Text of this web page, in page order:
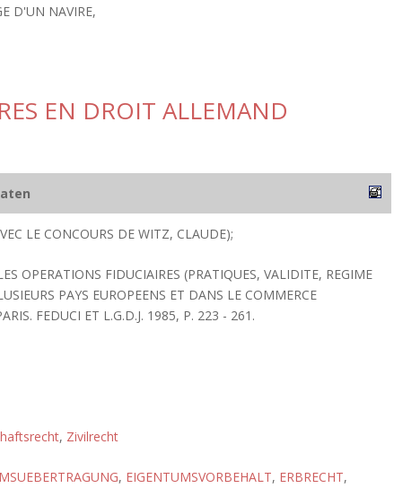
D'UN NAVIRE,
EN DROIT ALLEMAND
LE CONCOURS DE WITZ, CLAUDE);
OPERATIONS FIDUCIAIRES (PRATIQUES, VALIDITE, REGIME
PAYS EUROPEENS ET DANS LE COMMERCE
FEDUCI ET L.G.D.J. 1985, P. 223 - 261.
, Zivilrecht
, EIGENTUMSVORBEHALT, ERBRECHT,